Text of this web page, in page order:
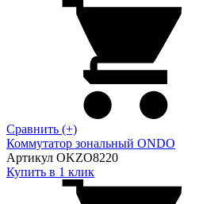
Сравнить (+)
Коммутатор зональный ONDO
Артикул OKZO8220
Купить в 1 клик